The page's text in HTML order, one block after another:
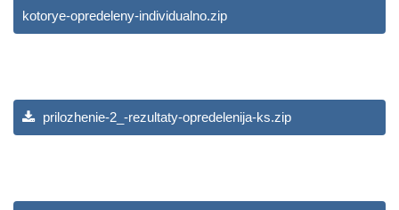
kotorye-opredeleny-individualno.zip
prilozhenie-2_-rezultaty-opredelenija-ks.zip